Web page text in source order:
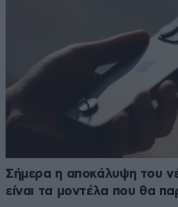
Σήμερα η αποκάλυψη του
είναι τα μοντέλα που θα